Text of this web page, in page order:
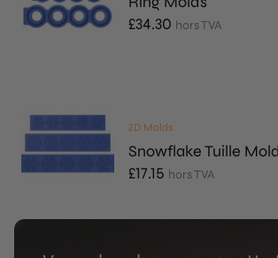
£34.30 hors TVA
2D Molds
Snowflake Tuille
£17.15 hors TVA